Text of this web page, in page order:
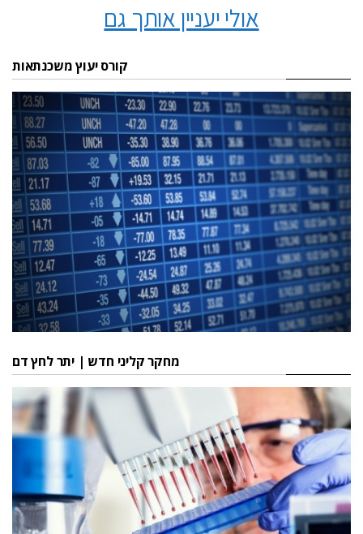
אולי יעניין אותך גם
קורס יעוץ משכנתאות
מחקר קליני חדש | יתר לחץ דם